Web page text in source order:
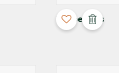
Maupertuus